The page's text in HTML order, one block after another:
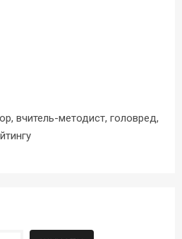
вчитель-методист, головред,